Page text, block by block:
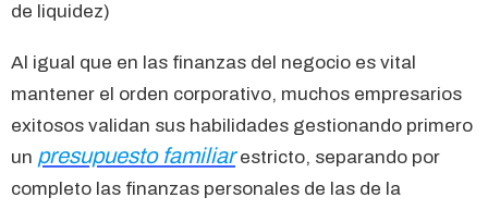
de liquidez)
Al igual que en las finanzas del negocio es vital
mantener el orden corporativo, muchos empresarios
exitosos validan sus habilidades gestionando primero
un presupuesto familiarestricto, separando por
completo las finanzas personales de las de la